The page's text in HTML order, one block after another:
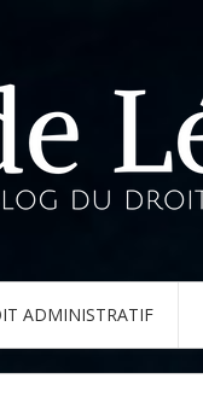
ADMINISTRATIF